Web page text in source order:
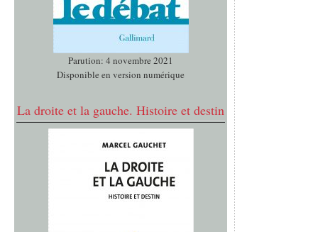
Parution: 4 novembre 2021
Disponible en version numérique
La droite et la gauche. Histoire et destin